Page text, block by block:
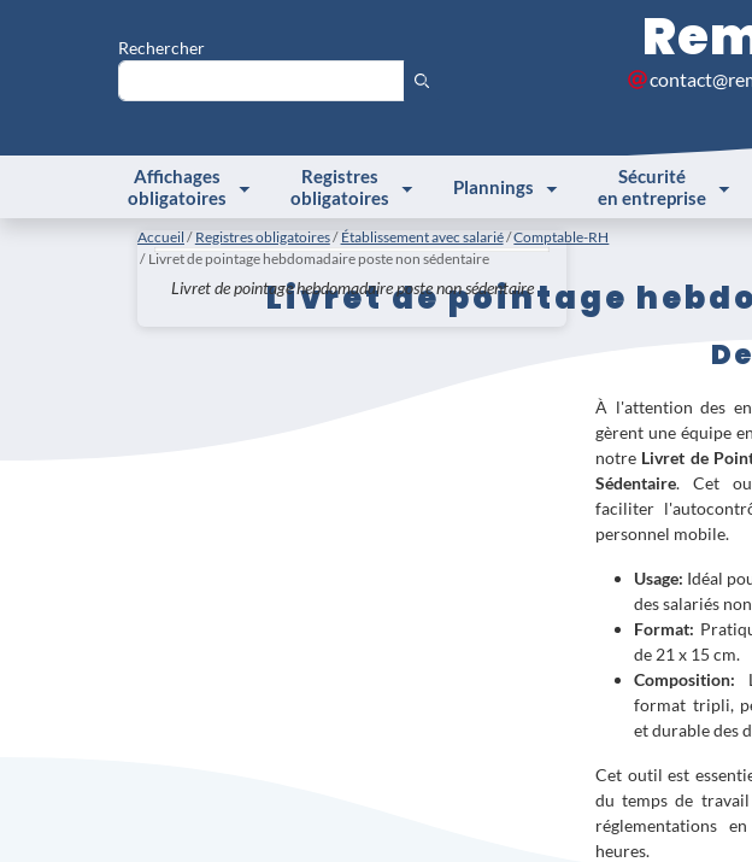
Rechercher
Affichages
obligatoires
Registres
obligatoires
Plannings
Sécurité
en entreprise
Accueil Registres obligatoires Établissement avec salarié Comptable-RH
Livret de pointage hebdomadaire poste non sédentaire
Livret de pointage
Livret de pointage hebdomadaire poste non sédentaire
À l'attention des
gèrent une équipe
notre Livret de
Sédentaire. Cet
faciliter
personnel mobile.
Usage: Idéal
des salariés
Format:
de 21 x 15 cm.
Composition:
format tripli,
et durable des
Cet outil est
du temps de
réglementations
heures.